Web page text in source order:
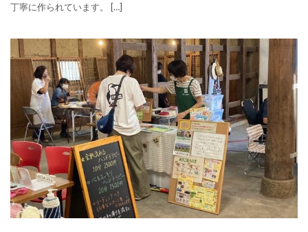
丁寧に作られています。 […]